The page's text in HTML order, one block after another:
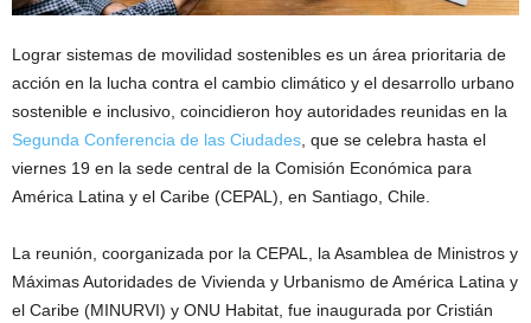
Lograr sistemas de movilidad sostenibles es un área prioritaria de
acción en la lucha contra el cambio climático y el desarrollo urbano
sostenible e inclusivo, coincidieron hoy autoridades reunidas en la
Segunda Conferencia de las Ciudades, que se celebra hasta el
viernes 19 en la sede central de la Comisión Económica para
América Latina y el Caribe (CEPAL), en Santiago, Chile.
La reunión, coorganizada por la CEPAL, la Asamblea de Ministros y
Máximas Autoridades de Vivienda y Urbanismo de América Latina y
el Caribe (MINURVI) y ONU Habitat, fue inaugurada por Cristián